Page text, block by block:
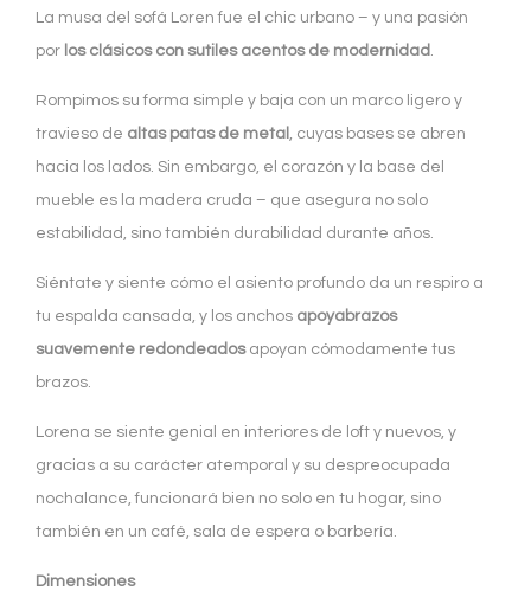
La musa del sofá Loren fue el chic urbano – y una pasión
por los clásicos con sutiles acentos de modernidad .
Rompimos su forma simple y baja con un marco ligero y
travieso de altas patas de metal , cuyas bases se abren
hacia los lados. Sin embargo, el corazón y la base del
mueble es la madera cruda – que asegura no solo
estabilidad, sino también durabilidad durante años.
Siéntate y siente cómo el asiento profundo da un respiro a
tu espalda cansada, y los anchos apoyabrazos
suavemente redondeadosapoyan cómodamente tus
brazos.
Lorena se siente genial en interiores de loft y nuevos, y
gracias a su carácter atemporal y su despreocupada
nochalance, funcionará bien no solo en tu hogar, sino
también en un café, sala de espera o barbería.
Dimensiones